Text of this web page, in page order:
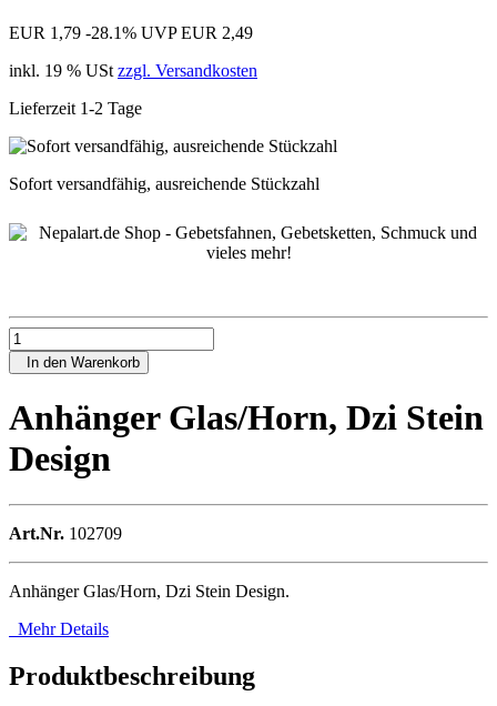
EUR 1,79 -28.1% UVP EUR 2,49
inkl. 19 % USt zzgl. Versandkosten
Lieferzeit 1-2 Tage
Sofort versandfähig, ausreichende Stückzahl
In den Warenkorb
Anhänger Glas/Horn, Dzi Stein
Design
Art.Nr. 102709
Anhänger Glas/Horn, Dzi Stein Design.
Mehr Details
Produktbeschreibung